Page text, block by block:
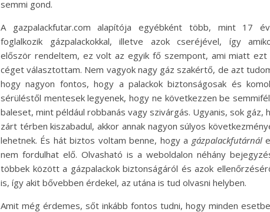
semmi gond.
A gazpalackfutar.com alapítója egyébként több, mint 17
foglalkozik gázpalackokkal, illetve azok cseréjével, így
először rendeltem, ez volt az egyik fő szempont, ami miatt ezt
céget választottam. Nem vagyok nagy gáz szakértő, de azt
hogy nagyon fontos, hogy a palackok biztonságosak és
sérüléstől mentesek legyenek, hogy ne következzen be
baleset, mint például robbanás vagy szivárgás. Ugyanis, sok gáz,
zárt térben kiszabadul, akkor annak nagyon súlyos
lehetnek. És hát biztos voltam benne, hogy a gázpalackfutárnál
nem fordulhat elő. Olvasható is a weboldalon néhány
többek között a gázpalackok biztonságáról és azok
is, így akit bővebben érdekel, az utána is tud olvasni helyben.
Amit még érdemes, sőt inkább fontos tudni, hogy minden